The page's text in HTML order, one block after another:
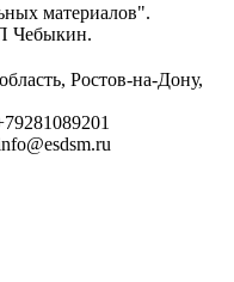
материалов".
Чебыкин.
Ростов-на-Дону,